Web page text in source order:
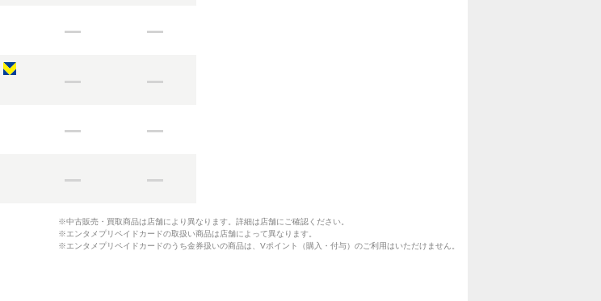
※中古販売・買取商品は店舗により異なります。詳細は店舗にご確認ください。
※エンタメプリペイドカードの取扱い商品は店舗によって異なります。
※エンタメプリペイドカードのうち金券扱いの商品は、Vポイント（購入・付与）のご利用はいただけません。